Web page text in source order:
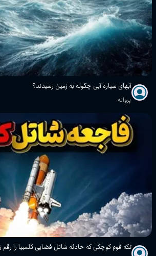
آبهای سیاره آبی چگونه به زمین رسیدند؟
پروانه
تکه فوم کوچکی که حادثه شاتل فضایی کلمبیا را رقم